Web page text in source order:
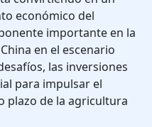
económico del
importante en la
en el escenario
las inversiones
para impulsar el
plazo de la agricultura